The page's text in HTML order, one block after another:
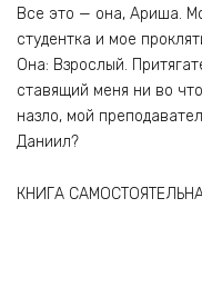
Все это — она, Ариша.
студентка и мое
Она: Взрослый.
ставящий меня ни во
назло, мой
Даниил?
КНИГА